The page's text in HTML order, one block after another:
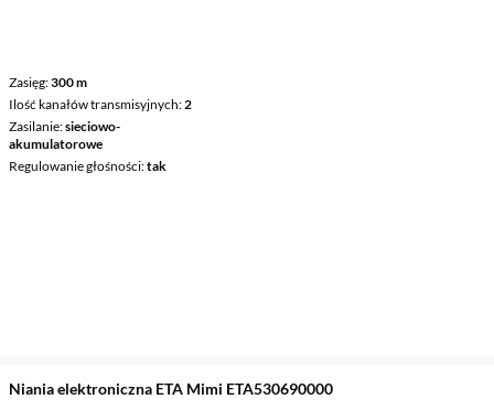
Zasięg 300 m
Ilość kanałów transmisyjnych 2
Zasilanie sieciowo-
akumulatorowe
Regulowanie głośności tak
Niania elektroniczna ETA Mimi ETA530690000